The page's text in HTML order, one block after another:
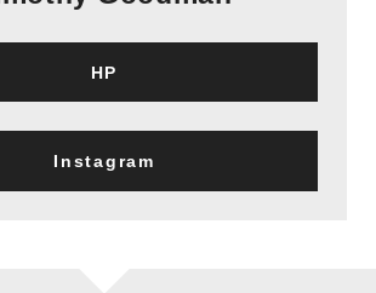
HP
Instagram